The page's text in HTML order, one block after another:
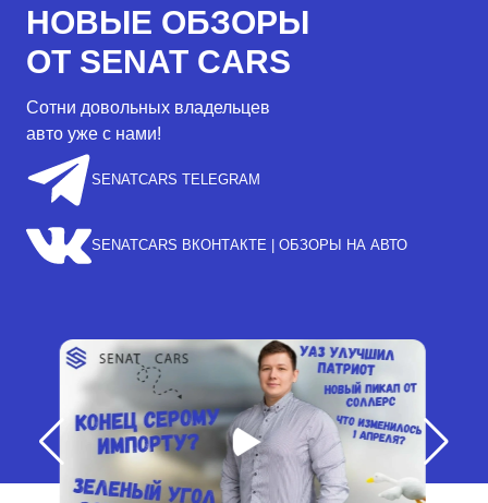
НОВЫЕ ОБЗОРЫ
ОТ SENAT CARS
Сотни довольных владельцев
авто уже с нами!
SENATCARS TELEGRAM
SENATCARS ВКОНТАКТЕ | ОБЗОРЫ НА АВТО